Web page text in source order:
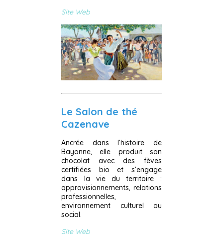
Site Web
Le Salon de thé
Cazenave
Ancrée dans l’histoire de
Bayonne, elle produit son
chocolat avec des fèves
certifiées bio et s’engage
dans la vie du territoire :
approvisionnements, relations
professionnelles,
environnement culturel ou
social.
Site Web